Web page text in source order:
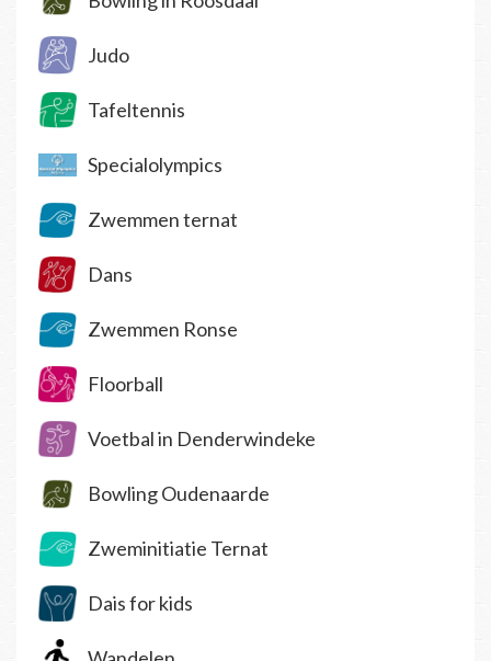
Judo
Tafeltennis
Specialolympics
Zwemmen ternat
Dans
Zwemmen Ronse
Floorball
Voetbal in Denderwindeke
Bowling Oudenaarde
Zweminitiatie Ternat
Dais for kids